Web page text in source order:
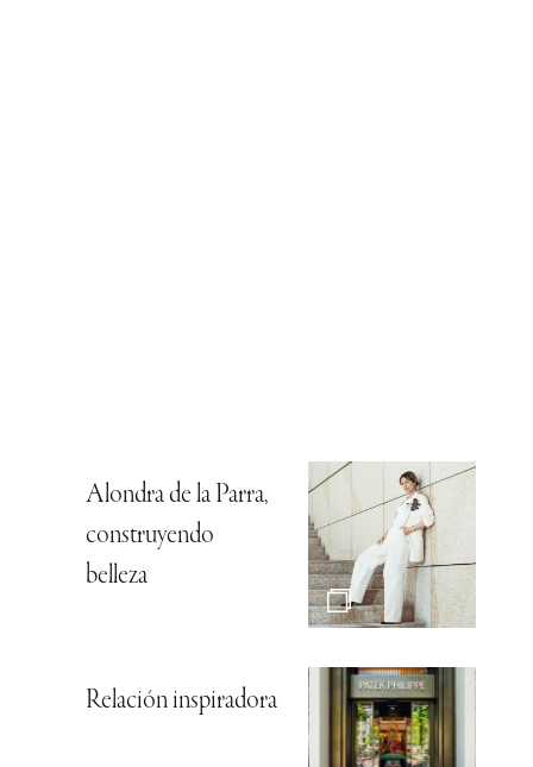
Alondra de la Parra,
construyendo
belleza
Relación inspiradora